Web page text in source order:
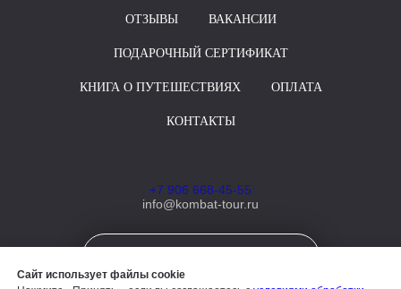
ОТЗЫВЫ ВАКАНСИИ
ПОДАРОЧНЫЙ СЕРТИФИКАТ
КНИГА О ПУТЕШЕСТВИЯХ ОПЛАТА
КОНТАКТЫ
+7 906 668-45-55
info@kombat-tour.ru
Сайт использует файлы cookie